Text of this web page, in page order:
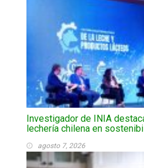
Investigador de INIA
lechería chilena en
agosto 7, 2026